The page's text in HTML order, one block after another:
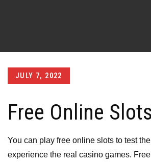
Posted
JULY 7, 2022
Free Online Slots
You can play free online slots to test
experience the real casino games.